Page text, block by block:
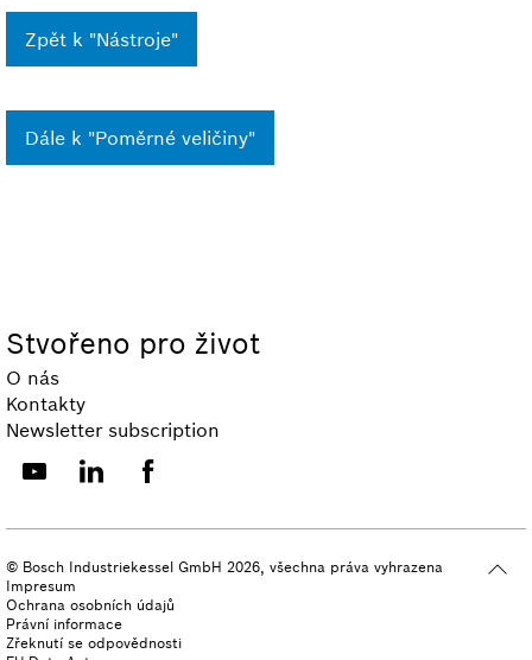
Zpět k "Nástroje"
Dále k "Poměrné veličiny"
Stvořeno pro život
O nás
Kontakty
Newsletter subscription
© Bosch Industriekessel GmbH 2026, všechna práva vyhrazena
Impresum
Ochrana osobních údajů
Právní informace
Zřeknutí se odpovědnosti